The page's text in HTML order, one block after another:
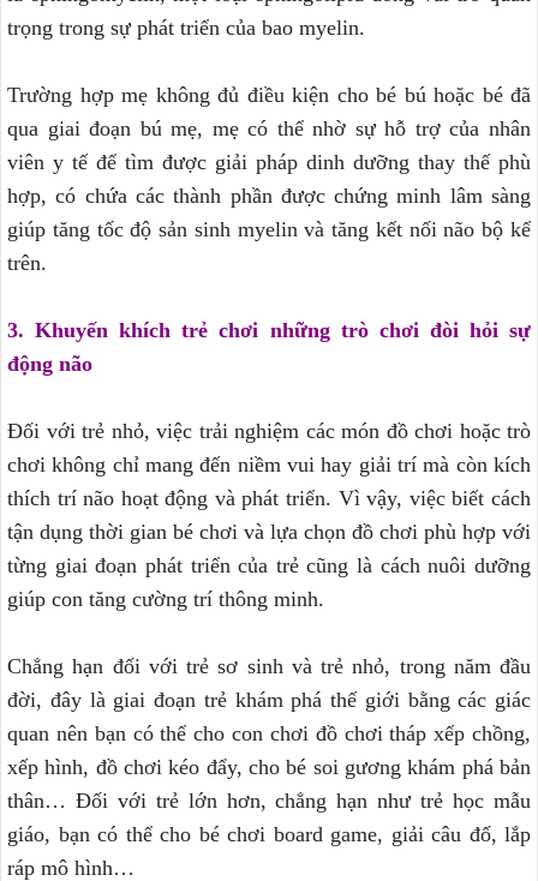
trọng trong sự phát triển của bao myelin.
Trường hợp mẹ không đủ điều kiện cho bé bú hoặc bé đã
qua giai đoạn bú mẹ, mẹ có thể nhờ sự hỗ trợ của nhân
viên y tế để tìm được giải pháp dinh dưỡng thay thế phù
hợp, có chứa các thành phần được chứng minh lâm sàng
giúp tăng tốc độ sản sinh myelin và tăng kết nối não bộ kể
trên.
3. Khuyến khích trẻ chơi những trò chơi đòi hỏi sự
động não
Đối với trẻ nhỏ, việc trải nghiệm các món đồ chơi hoặc trò
chơi không chỉ mang đến niềm vui hay giải trí mà còn kích
thích trí não hoạt động và phát triển. Vì vậy, việc biết cách
tận dụng thời gian bé chơi và lựa chọn đồ chơi phù hợp với
từng giai đoạn phát triển của trẻ cũng là cách nuôi dưỡng
giúp con tăng cường trí thông minh.
Chẳng hạn đối với trẻ sơ sinh và trẻ nhỏ, trong năm đầu
đời, đây là giai đoạn trẻ khám phá thế giới bằng các giác
quan nên bạn có thể cho con chơi đồ chơi tháp xếp chồng,
xếp hình, đồ chơi kéo đẩy, cho bé soi gương khám phá bản
thân… Đối với trẻ lớn hơn, chẳng hạn như trẻ học mẫu
giáo, bạn có thể cho bé chơi board game, giải câu đố, lắp
ráp mô hình…